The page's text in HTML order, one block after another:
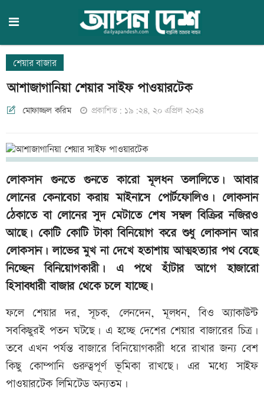
শেয়ার বাজার
আশাজাগানিয়া শেয়ার সাইফ পাওয়ারটেক
মোফাজ্জল করিম প্রকাশিত: ১৯:২৪, ২০ এপ্রিল ২০২৪
লোকসান গুনতে গুনতে কারো মূলধন তলালিতে। আবার
লোনের কেনাবেচা করায় মাইনাসে পোর্টফোলিও। লোকসান
ঠেকাতে বা লোনের সুদ মেটাতে শেষ সম্বল বিক্রির নজিরও
আছে। কোটি কোটি টাকা বিনিয়োগ করে শুধু লোকসান আর
লোকসান। লাভের মুখ না দেখে হতাশায় আত্মহত্যার পথ বেছে
নিচ্ছেন বিনিয়োগকারী। এ পথে হাঁটার আগে হাজারো
হিসাবধারী বাজার থেকে চলে যাচ্ছে।
ফলে শেয়ার দর, সূচক, লেনদেন, মূলধন, বিও অ্যাকাউন্ট
সবকিছুরই পতন ঘটছে। এ হচ্ছে দেশের শেয়ার বাজারের চিত্র।
তবে এখন পর্যন্ত বাজারে বিনিয়োগকারী ধরে রাখার জন্য বেশ
কিছু কোম্পানি গুরুত্বপূর্ণ ভূমিকা রাখছে। এর মধ্যে সাইফ
পাওয়ারটেক লিমিটেড অন্যতম।